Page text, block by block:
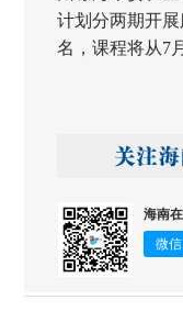
计划分两期开
名，课程将从7
海南
微信